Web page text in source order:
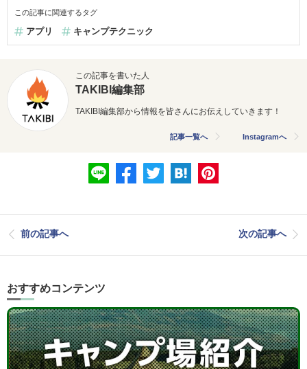
この記事に関連するタグ
アプリ キャンプテクニック
この記事を書いた人
TAKIBI編集部
TAKIBI編集部から情報を皆さんにお伝えしていきます！
記事一覧へ Instagramへ
前の記事へ 次の記事へ
おすすめコンテンツ